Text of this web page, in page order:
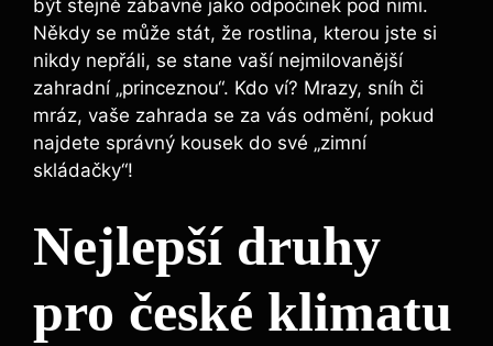
být stejně zábavné jako odpočinek pod nimi.
Někdy se může stát, že rostlina, kterou jste si
nikdy nepřáli, se stane vaší nejmilovanější
zahradní „princeznou“. Kdo ví? Mrazy, sníh či
mráz, vaše zahrada se za vás odmění, pokud
najdete správný kousek do své „zimní
skládačky“!
Nejlepší druhy
pro české klimatu